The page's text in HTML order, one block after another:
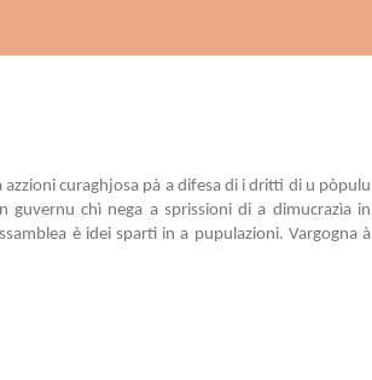
curaghjosa pà a difesa di i dritti di u pòpulu
guvernu chì nega a sprissioni di a dimucrazìa in
è idei sparti in a pupulazioni. Vargogna à